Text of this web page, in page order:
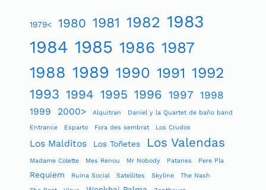
1979< 1980 1981 1982 1983
1984 1985 1986 1987
1988 1989 1990 1991 1992
1993 1994 1995 1996 1997 1998
1999 2000> Alquitran
Daniel y la Quartet de baño band
Entrance
Esparto Fora des sembrat Los Crudos
Los Malditos Los Toñetes Los Valendas
Madame Colette Mes Renou Mr Nobody Patanes Pere Pla
Requiem Ruina Social Satellites Skyline
The Nash